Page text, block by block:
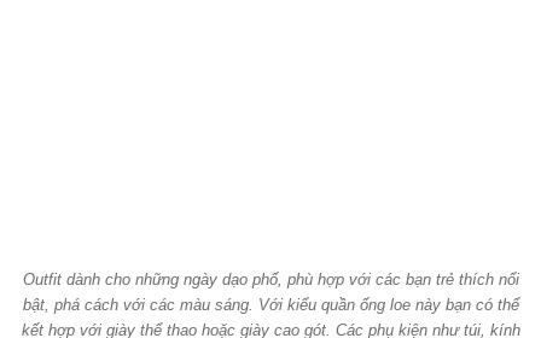
Outfit dành cho những ngày dạo phố, phù hợp với các bạn trẻ thích nổi
bật, phá cách với các màu sáng. Với kiểu quần ống loe này bạn có thể
kết hợp với giày thể thao hoặc giày cao gót. Các phụ kiện như túi, kính